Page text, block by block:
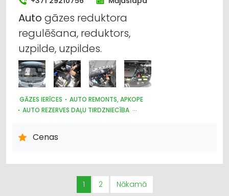
Auto gāzes reduktora
regulēšana, reduktors,
uzpilde, uzpildes.
GĀZES IERĪCES
AUTO REMONTS, APKOPE
AUTO REZERVES DAĻU TIRDZNIECĪBA
DZINĒJI, MOTORI, TO REMONTS
AUTO PAPILDIERĪCES UN AKSESUĀRI; NAVIGĀCIJAS SISTĒMAS
Cenas
1 2 Nākamā